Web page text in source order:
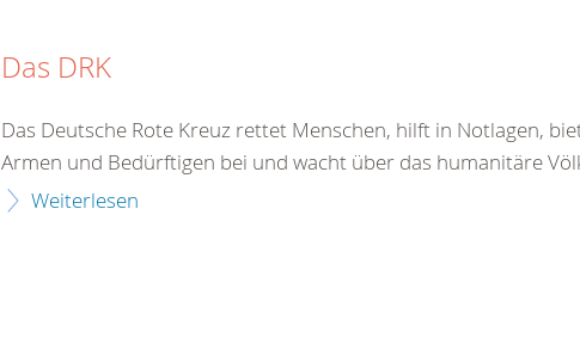
Das DRK
Das Deutsche Rote Kreuz rettet Menschen, hilft in Notlagen,
Armen und Bedürftigen bei und wacht über das humanitäre
Weiterlesen